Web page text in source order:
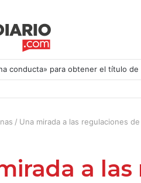
conducta» para obtener el título
/ Una mirada a las regulaciones
a